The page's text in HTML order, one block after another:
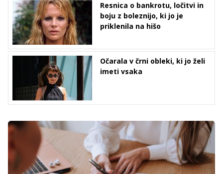
Resnica o bankrotu, ločitvi in
boju z boleznijo, ki jo je
priklenila na hišo
Očarala v črni obleki, ki jo želi
imeti vsaka